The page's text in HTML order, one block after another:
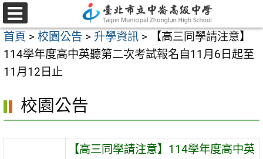
跳
至
主
要
內
區
選
單
首頁 > 校園公告 > 升學資訊 >
【高三同學請注意】
114學年度高中英聽第二次考試報名自11月6日起至
11月12日止
校園公告
【高三同學請注意】114學年度高中英